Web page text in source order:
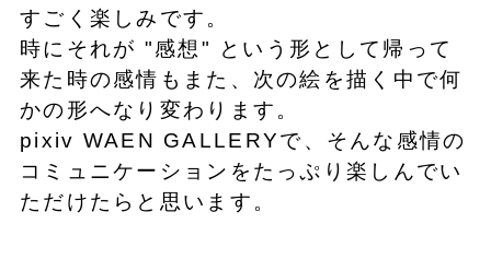
すごく楽しみです。
時にそれが "感想" という形として帰って
来た時の感情もまた、次の絵を描く中で何
かの形へなり変わります。
pixiv WAEN GALLERYで、そんな感情の
コミュニケーションをたっぷり楽しんでい
ただけたらと思います。